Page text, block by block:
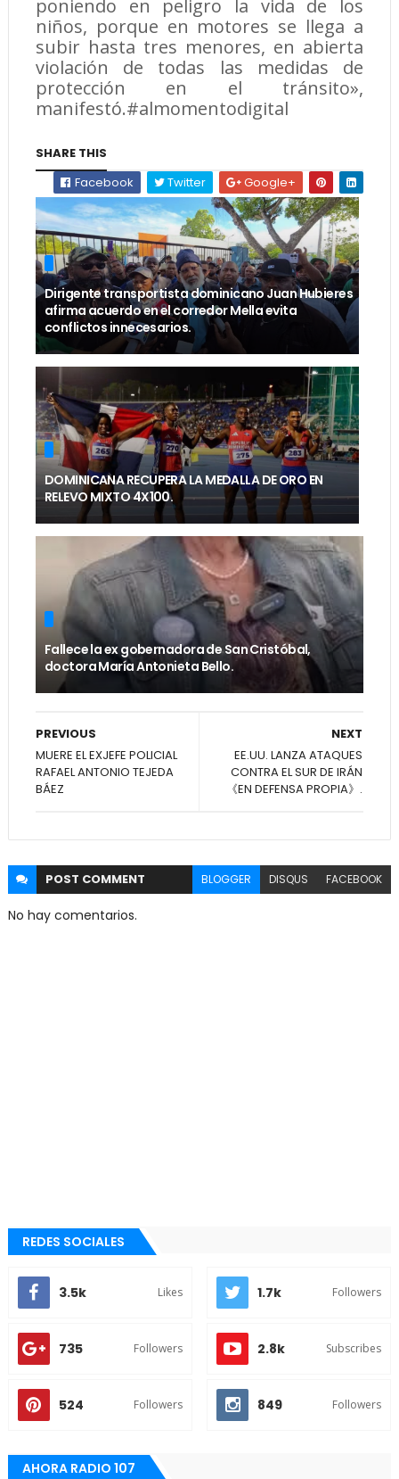
poniendo en peligro la vida de los
niños, porque en motores se llega a
subir hasta tres menores, en abierta
violación de todas las medidas de
protección en el tránsito»,
manifestó.#almomentodigital
SHARE THIS
Facebook
Twitter Google+
Dirigente transportista dominicano Juan Hubieres
afirma acuerdo en el corredor Mella evita
conflictos innecesarios.
DOMINICANA RECUPERA LA MEDALLA DE ORO EN
RELEVO MIXTO 4X100.
Fallece la ex gobernadora de San Cristóbal,
doctora María Antonieta Bello.
NEXT
EE.UU. LANZA ATAQUES
CONTRA EL SUR DE IRÁN
《EN DEFENSA PROPIA》.
PREVIOUS
MUERE EL EXJEFE POLICIAL
RAFAEL ANTONIO TEJEDA
BÁEZ
POST COMMENT BLOGGER DISQUS FACEBOOK
No hay comentarios.
REDES SOCIALES
3.5k Likes 1.7k Followers
735 Followers 2.8k Subscribes
524 Followers 849 Followers
AHORA RADIO 107